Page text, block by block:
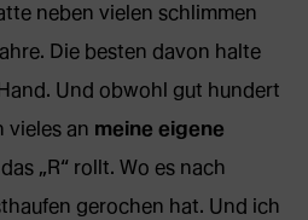
neben vielen schlimmen
Die besten davon halte
Und obwohl gut hundert
vieles an meine eigene
„R“ rollt. Wo es nach
gerochen hat. Und ich